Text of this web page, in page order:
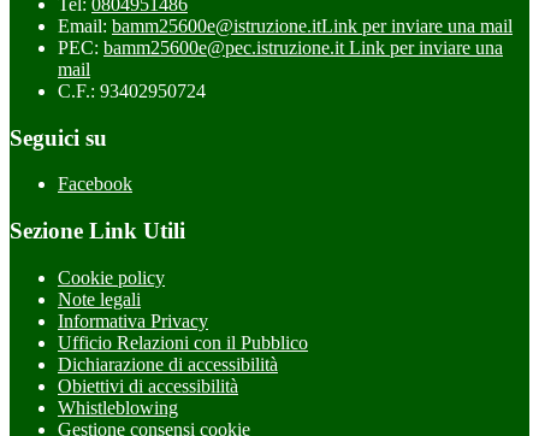
Tel: 0804951486
Email: bamm25600e@istruzione.itLink per inviare una mail
PEC: bamm25600e@pec.istruzione.it Link per inviare una
mail
C.F.: 93402950724
Seguici su
Facebook
Sezione Link Utili
Cookie policy
Note legali
Informativa Privacy
Ufficio Relazioni con il Pubblico
Dichiarazione di accessibilità
Obiettivi di accessibilità
Whistleblowing
Gestione consensi cookie